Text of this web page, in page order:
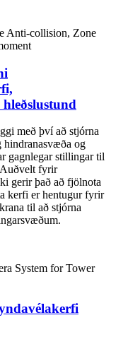
með því að stjórna
og
gagnlegar stillingar til
fyrir
gerir það að fjölnota
kerfi er hentugur fyrir
til að stjórna